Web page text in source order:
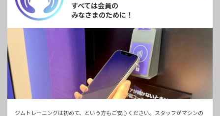
すべては会員の
みなさまのために！
ジムトレーニングは初めて、という方もご安心ください。スタッフがマシンの